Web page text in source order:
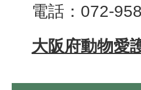
電話：072-
大阪府動物愛